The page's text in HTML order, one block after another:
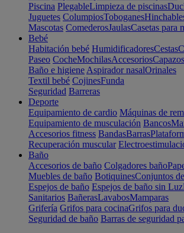
Piscina PlegableLimpieza de piscinas
Juguetes ColumpiosToboganes
Mascotas ComederosJaulasCasetas para
Bebé
Habitación bebé HumidificadoresCestas
Paseo CocheMochilasAccesoriosCapazos
Baño e higiene Aspirador nasalOrinales
Textil bebé CojinesFunda
Seguridad Barreras
Deporte
Equipamiento de cardio Máquinas de
Equipamiento de musculación Bancos
Accesorios fitness BandasBarras
Recuperación muscular
Baño
Accesorios de baño Colgadores baño
Muebles de baño BotiquinesConjuntos
Espejos de baño Espejos de baño sin Luz
Sanitarios BañerasLavabosMamparas
Grifería Grifos para cocinaGrifos para
Seguridad de baño Barras de seguridad